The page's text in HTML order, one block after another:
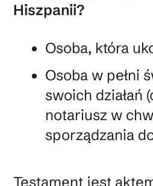
Hiszpanii?
Osoba, która
Osoba w pełni
swoich działań
notariusz w
sporządzania
Testament jest